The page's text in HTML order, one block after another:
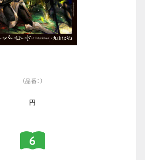
（品番：）
円